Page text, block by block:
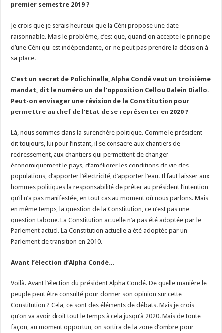
premier semestre 2019 ?
Je crois que je serais heureux que la Céni propose une date
raisonnable. Mais le problème, c’est que, quand on accepte le principe
d’une Céni qui est indépendante, on ne peut pas prendre la décision à
sa place.
C’est un secret de Polichinelle, Alpha Condé veut un troisième
mandat, dit le numéro un de l’opposition Cellou Dalein Diallo.
Peut-on envisager une révision de la Constitution pour
permettre au chef de l’Etat de se représenter en 2020 ?
Là, nous sommes dans la surenchère politique. Comme le président
dit toujours, lui pour l’instant, il se consacre aux chantiers de
redressement, aux chantiers qui permettent de changer
économiquement le pays, d’améliorer les conditions de vie des
populations, d’apporter l’électricité, d’apporter l’eau. Il faut laisser aux
hommes politiques la responsabilité de prêter au président l’intention
qu’il n’a pas manifestée, en tout cas au moment où nous parlons. Mais
en même temps, la question de la Constitution, ce n’est pas une
question taboue. La Constitution actuelle n’a pas été adoptée par le
Parlement actuel. La Constitution actuelle a été adoptée par un
Parlement de transition en 2010.
Avant l’élection d’Alpha Condé…
Voilà. Avant l’élection du président Alpha Condé. De quelle manière le
peuple peut être consulté pour donner son opinion sur cette
Constitution ? Cela, ce sont des éléments de débats. Mais je crois
qu’on va avoir droit tout le temps à cela jusqu’à 2020. Mais de toute
façon, au moment opportun, on sortira de la zone d’ombre pour